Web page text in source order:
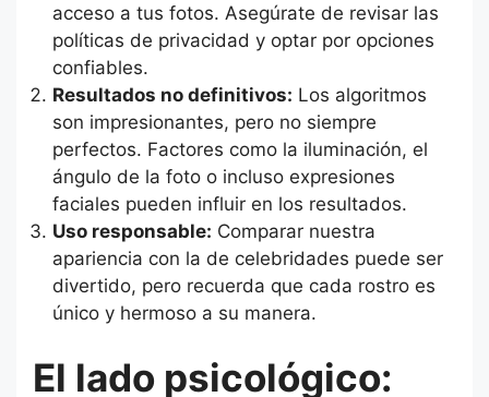
acceso a tus fotos. Asegúrate de revisar las
políticas de privacidad y optar por opciones
confiables.
Resultados no definitivos: Los algoritmos
son impresionantes, pero no siempre
perfectos. Factores como la iluminación, el
ángulo de la foto o incluso expresiones
faciales pueden influir en los resultados.
Uso responsable: Comparar nuestra
apariencia con la de celebridades puede ser
divertido, pero recuerda que cada rostro es
único y hermoso a su manera.
El lado psicológico: